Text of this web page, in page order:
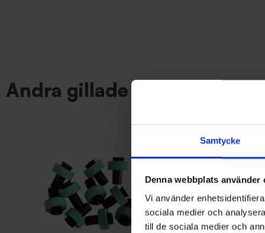
Samtycke
Denna webbplats använder
Vi använder
sociala medier och
till de sociala medier och
Andra gillade även